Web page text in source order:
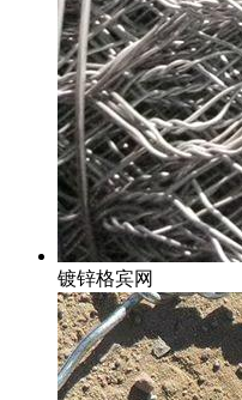
镀锌格宾网